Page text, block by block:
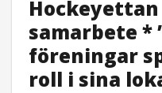
samarbete *
föreningar
roll i sina